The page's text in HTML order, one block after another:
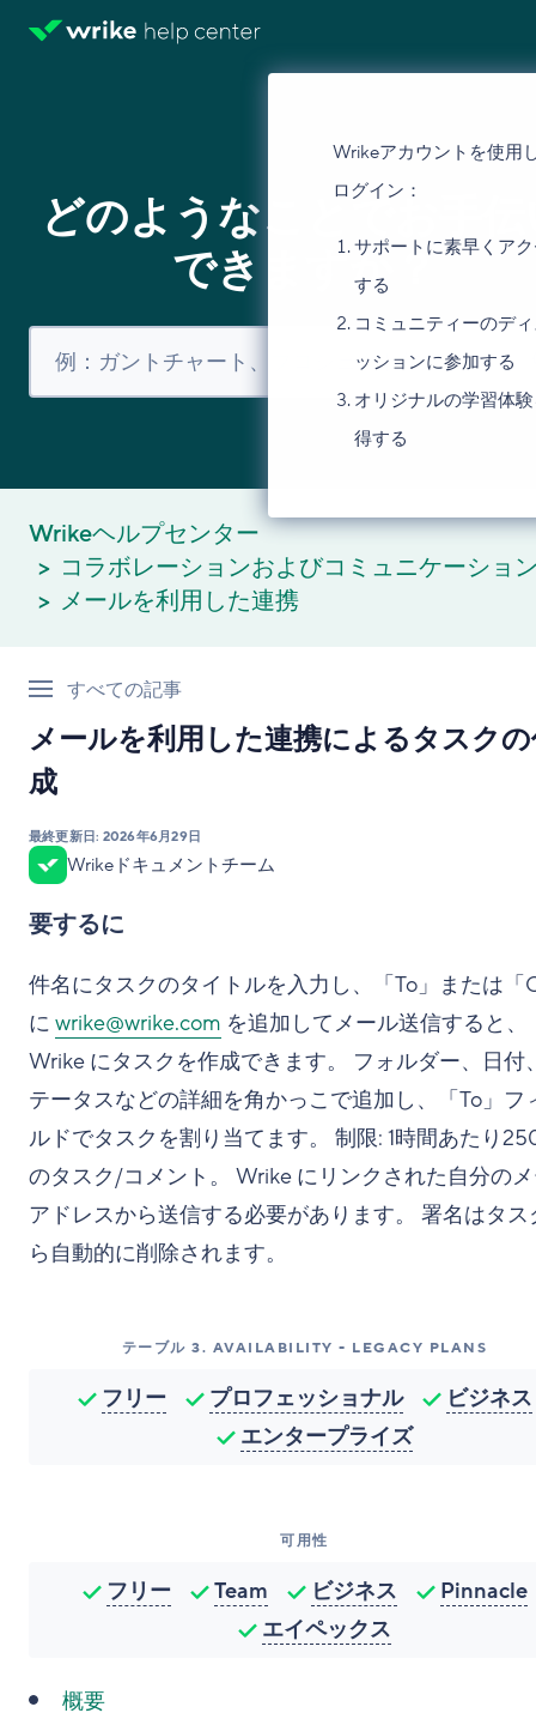
Wrikeアカウントを使用
ログイン：
サポートに素早くア
する
コミュニティーのデ
ッションに参加する
オリジナルの学習体
得する
どのようなことでお手
できますか？
Wrikeヘルプセンター
コラボレーションおよびコミュニケーショ
メールを利用した連携
すべての記事
メールを利用した連携によるタスク
成
最終更新日: 2026年6月29日
Wrikeドキュメントチーム
要するに
件名にタスクのタイトルを入力し、「To」または「
に wrike@wrike.com を追加してメール送信すると、
Wrike にタスクを作成できます。 フォルダー、日付
テータスなどの詳細を角かっこで追加し、「To」フ
ルドでタスクを割り当てます。 制限: 1時間あたり
のタスク/コメント。 Wrike にリンクされた自分の
アドレスから送信する必要があります。 署名はタス
ら自動的に削除されます。
テーブル 3. AVAILABILITY - LEGACY PLANS
フリー プロフェッショナル
ビジネス
エンタープライズ
可用性
フリー Team ビジネス
Pinnacle
エイペックス
概要